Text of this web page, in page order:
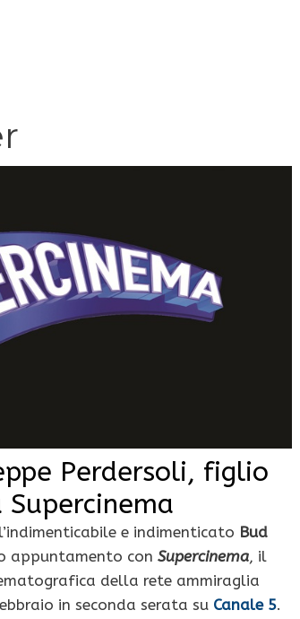
Perdersoli, figlio
Supercinema
e indimenticato Bud
appuntamento con Supercinema, il
della rete ammiraglia
in seconda serata su Canale 5.